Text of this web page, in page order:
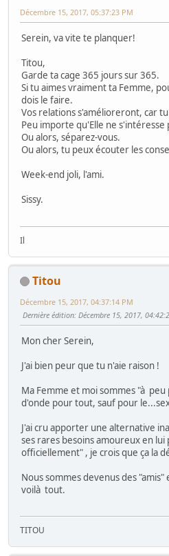
Décembre 15, 2017, 05:37:23 PM
Serein, va vite te planquer!
Titou,
Garde ta cage 365 jours sur 365.
Si tu aimes vraiment ta Femme,
dois le faire.
Vos relations s'amélioreront, car
Peu importe qu'Elle ne s'intéresse
Ou alors, séparez-vous.
Ou alors, tu peux écouter les
Week-end joli, l'ami.
Sissy.
Il
Titou
Décembre 15, 2017, 04:37:14 PM
Dernière édition: Décembre 15, 2017,
Mon cher Serein,
J'ai bien peur que tu n'aie raison !
Ma Femme et moi sommes "à
d'onde pour tout, sauf pour
J'ai cru apporter une alternative
ses rares besoins amoureux en
officiellement" , je crois que ça la
Nous sommes devenus des
voilà tout.
TITOU